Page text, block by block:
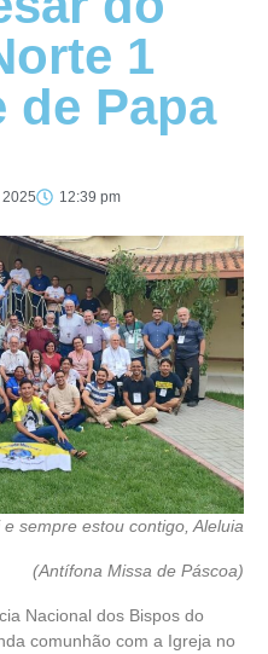
1
de Papa
12:39 pm
sempre estou contigo, Aleluia
(Antífona Missa de Páscoa)
Nacional dos Bispos do
comunhão com a Igreja no